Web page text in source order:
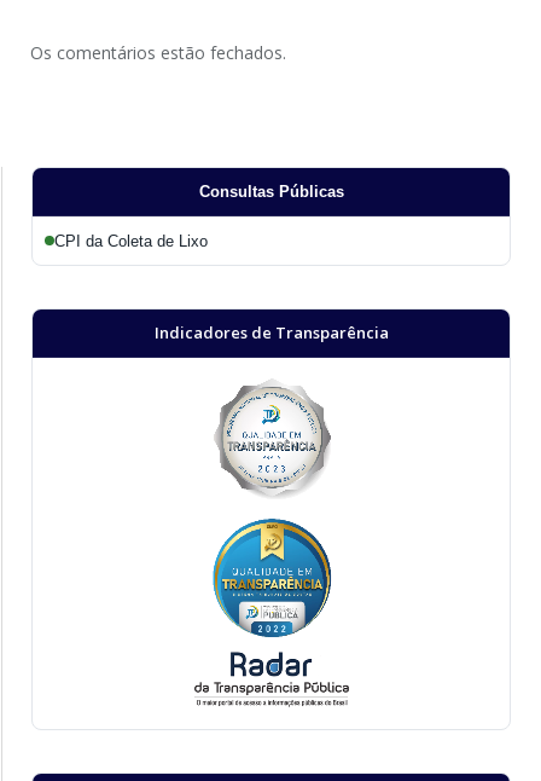
Os comentários estão fechados.
Consultas Públicas
CPI da Coleta de Lixo
Indicadores de Transparência